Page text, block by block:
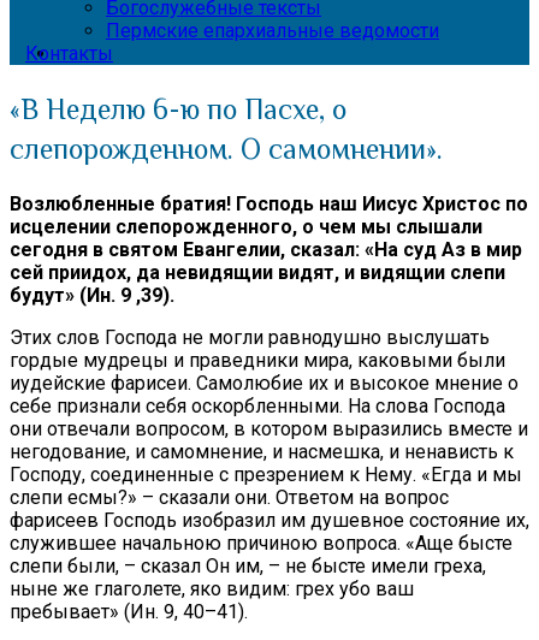
Богослужебные тексты
Пермские епархиальные ведомости
Контакты
«В Неделю 6-ю по Пасхе, о
слепорожденном. О самомнении».
Возлюбленные братия! Господь наш Иисус Христос по
исцелении слепорожденного, о чем мы слышали
сегодня в святом Евангелии, сказал: «На суд Аз в мир
сей приидох, да невидящии видят, и видящии слепи
будут» (Ин. 9 ,39).
Этих слов Господа не могли равнодушно выслушать
гордые мудрецы и праведники мира, каковыми были
иудейские фарисеи. Самолюбие их и высокое мнение о
себе признали себя оскорбленными. На слова Господа
они отвечали вопросом, в котором выразились вместе и
негодование, и самомнение, и насмешка, и ненависть к
Господу, соединенные с презрением к Нему. «Егда и мы
слепи есмы?» – сказали они. Ответом на вопрос
фарисеев Господь изобразил им душевное состояние их,
служившее начальною причиною вопроса. «Аще бысте
слепи были, – сказал Он им, – не бысте имели греха,
ныне же глаголете, яко видим: грех убо ваш
пребывает» (Ин. 9, 40–41).